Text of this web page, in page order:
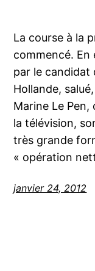
La course à la
commencé.
par le candidat
Hollande,
Marine Le
la télévision,
très grande
« opération
janvier 24, 2012